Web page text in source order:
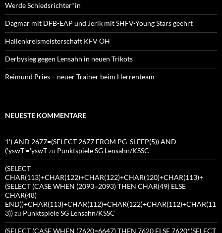
Werde Schiedsrichter*in
Dagmar mit DFB-EAP und Jerik mit SHFV-Young Stars geehrt
Hallenkreismeisterschaft KFV OH
Derbysieg gegen Lensahn in neuen Trikots
Reimund Pries – neuer Trainer beim Herrenteam
NEUESTE KOMMENTARE
1') AND 2677=(SELECT 2677 FROM PG_SLEEP(5)) AND
('yswT'='yswTzu Punktspiele SG Lensahn/KSSC
(SELECT
CHAR(113)+CHAR(122)+CHAR(122)+CHAR(120)+CHAR(113)+
(SELECT (CASE WHEN (2093=2093) THEN CHAR(49) ELSE
CHAR(48)
END))+CHAR(113)+CHAR(112)+CHAR(122)+CHAR(112)+CHAR(11
3))zu Punktspiele SG Lensahn/KSSC
(SELECT (CASE WHEN (7620=6647) THEN 7620 ELSE 7620*(SELECT